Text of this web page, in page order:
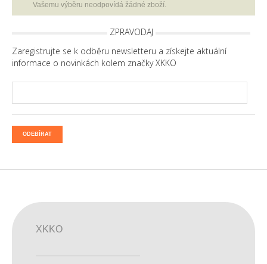
Vašemu výběru neodpovídá žádné zboží.
ZPRAVODAJ
Zaregistrujte se k odběru newsletteru a získejte aktuální
informace o novinkách kolem značky XKKO
ODEBÍRAT
XKKO